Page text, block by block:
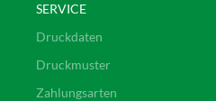
SERVICE
Druckdaten
Druckmuster
Zahlungsarten